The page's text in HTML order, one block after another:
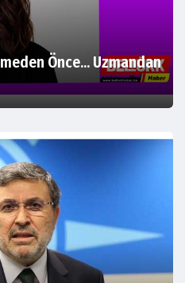
Önce… Uzmandan